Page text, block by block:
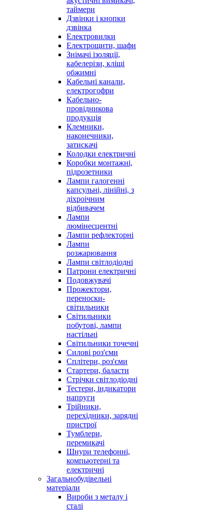
таймери
Дзвінки і кнопки
дзвінка
Електровилки
Електрощити, шафи
Знімачі ізоляції,
кабелерізи, кліщі
обжимні
Кабельні канали,
електрогофри
Кабельно-
провідникова
продукція
Клемники,
наконечники,
затискачі
Колодки електричні
Коробки монтажні,
підрозетники
Лампи галогенні
капсульні, лінійні, з
діхроічним
відбивачем
Лампи
люмінесцентні
Лампи рефлекторні
Лампи
розжарювання
Лампи світлодіодні
Патрони електричні
Подовжувачі
Прожектори,
переноски-
світильники
Світильники
побутові, лампи
настільні
Світильники точечні
Силові роз'єми
Сплітери, роз'єми
Стартери, баласти
Стрічки світлодіодні
Тестери, індикатори
напруги
Трійники,
перехідники, зарядні
пристрої
Тумблери,
перемикачі
Шнури телефонні,
компьютерні та
електричні
Загальнобудівельні
матеріали
Вироби з металу і
сталі